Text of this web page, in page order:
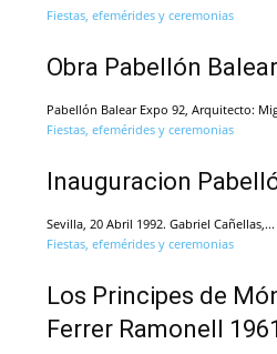
Fiestas, efemérides y ceremonias
Obra Pabellón
Pabellón Balear Expo 92, Arquitecto:
Fiestas, efemérides y ceremonias
Inauguracion
Sevilla, 20 Abril 1992. Gabriel Cañellas,...
Fiestas, efemérides y ceremonias
Los Principes de
Ferrer Ramonell 1961